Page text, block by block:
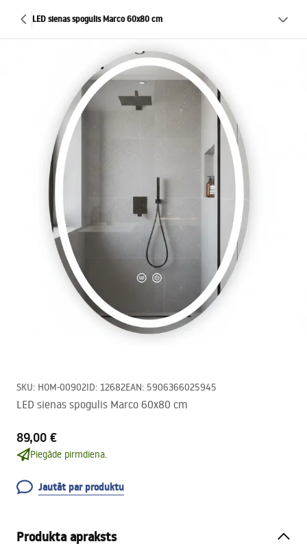
LED sienas spogulis Marco 60x80 cm
SKU: HOM-00902ID: 12682EAN: 5906366025945
LED sienas spogulis Marco 60x80 cm
89,00 €
Piegāde pirmdiena.
Jautāt par produktu
Produkta apraksts